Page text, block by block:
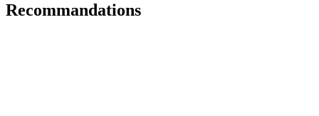
Recommandations